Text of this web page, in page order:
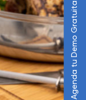
Agenda tu Demo Gratuita